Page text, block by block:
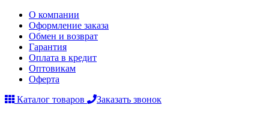
О компании
Оформление заказа
Обмен и возврат
Гарантия
Оплата в кредит
Оптовикам
Оферта
Каталог товаров
Заказать звонок